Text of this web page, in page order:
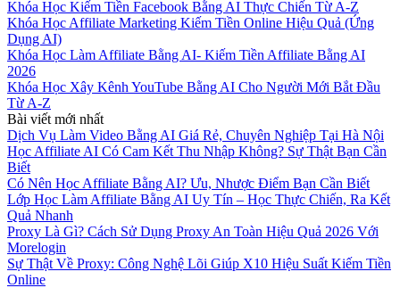
Khóa Học Kiếm Tiền Facebook Bằng AI Thực Chiến Từ A-Z
Khóa Học Affiliate Marketing Kiếm Tiền Online Hiệu Quả (Ứng
Dụng AI)
Khóa Học Làm Affiliate Bằng AI- Kiếm Tiền Affiliate Bằng AI
2026
Khóa Học Xây Kênh YouTube Bằng AI Cho Người Mới Bắt Đầu
Từ A-Z
Bài viết mới nhất
Dịch Vụ Làm Video Bằng AI Giá Rẻ, Chuyên Nghiệp Tại Hà Nội
Học Affiliate AI Có Cam Kết Thu Nhập Không? Sự Thật Bạn Cần
Biết
Có Nên Học Affiliate Bằng AI? Ưu, Nhược Điểm Bạn Cần Biết
Lớp Học Làm Affiliate Bằng AI Uy Tín – Học Thực Chiến, Ra Kết
Quả Nhanh
Proxy Là Gì? Cách Sử Dụng Proxy An Toàn Hiệu Quả 2026 Với
Morelogin
Sự Thật Về Proxy: Công Nghệ Lõi Giúp X10 Hiệu Suất Kiếm Tiền
Online